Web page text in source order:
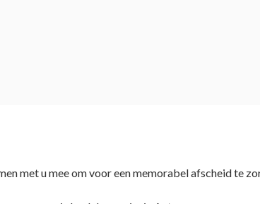
met u mee om voor een memorabel afscheid te